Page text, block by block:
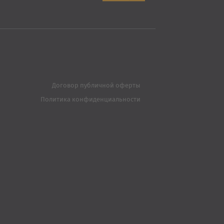
Договор публичной оферты
Политика конфиденциальности